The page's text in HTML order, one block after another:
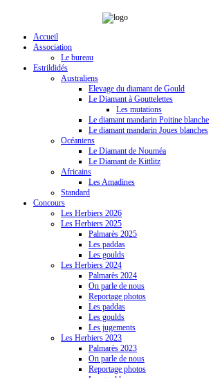
Accueil
Association
Le bureau
Estrildidés
Australiens
Elevage du diamant de Gould
Le Diamant à Gouttelettes
Les mutations
Le diamant mandarin Poitine blanche
Le diamant mandarin Joues blanches
Océaniens
Le Diamant de Nouméa
Le Diamant de Kittlitz
Africains
Les Amadines
Standard
Concours
Les Herbiers 2026
Les Herbiers 2025
Palmarès 2025
Les paddas
Les goulds
Les Herbiers 2024
Palmarès 2024
On parle de nous
Reportage photos
Les paddas
Les goulds
Les jugements
Les Herbiers 2023
Palmarès 2023
On parle de nous
Reportage photos